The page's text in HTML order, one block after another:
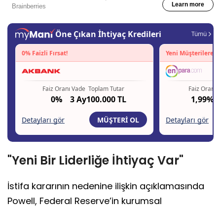
"Yeni Bir Liderliğe İhtiyaç Var"
İstifa kararının nedenine ilişkin açıklamasında
Powell, Federal Reserve’in kurumsal